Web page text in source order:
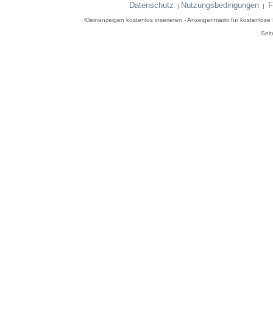
Datenschutz | Nutzungsbedingungen |
Kleinanzeigen kostenlos inserieren - Anzeigenmarkt für